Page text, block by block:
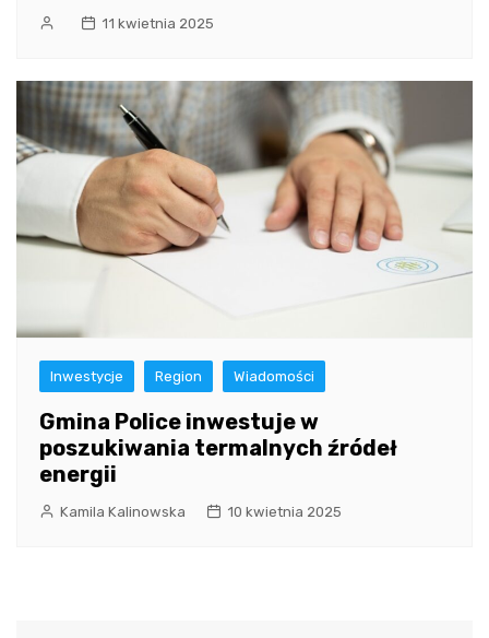
11 kwietnia 2025
Inwestycje Region Wiadomości
Gmina Police inwestuje w
poszukiwania termalnych źródeł
energii
Kamila Kalinowska 10 kwietnia 2025